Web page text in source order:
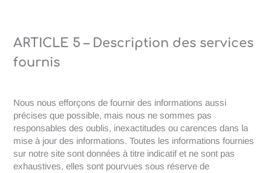
ARTICLE 5 – Description des services
fournis
Nous nous efforçons de fournir des informations aussi
précises que possible, mais nous ne sommes pas
responsables des oublis, inexactitudes ou carences dans la
mise à jour des informations. Toutes les informations fournies
sur notre site sont données à titre indicatif et ne sont pas
exhaustives, elles sont pourvues sous réserve de